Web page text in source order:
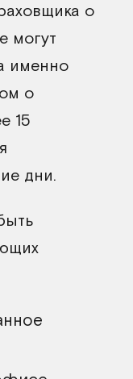
о
могут
именно
о
15
дни.